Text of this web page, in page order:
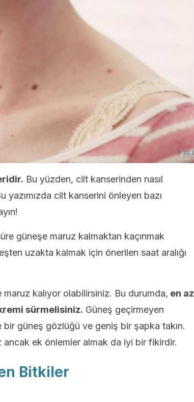
Bu yüzden, cilt kanserinden nasıl
yazımızda cilt kanserini önleyen bazı
güneşe maruz kalmaktan kaçınmak
uzakta kalmak için önerilen saat aralığı
kalıyor olabilirsiniz. Bu durumda, en az
sürmelisiniz. Güneş geçirmeyen
bir güneş gözlüğü ve geniş bir şapka takın.
ancak ek önlemler almak da iyi bir fikirdir.
Bitkiler